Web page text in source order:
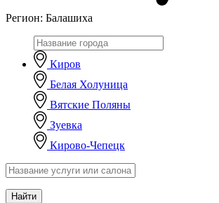
Регион: Балашиха
Киров
Белая Холуница
Вятские Поляны
Зуевка
Кирово-Чепецк
Найти